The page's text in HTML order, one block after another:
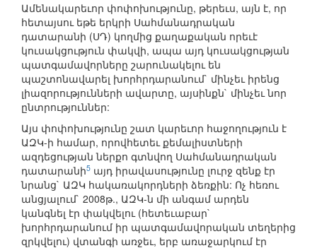
Ամենակարեւոր փոփոխությունը, թերեւս, այն է, որ
հետայսու եթե երկրի Սահմանադրական
դատարանի (ՍԴ) կողմից քաղաքական որեւէ
կուսակցություն փակվի, ապա այդ կուսակցության
պատգամավորները շարունակելու են
պաշտոնավարել խորհրդարանում` մինչեւ իրենց
լիազորությունների ավարտը, այսինքն` մինչեւ նոր
ընտրություններ:
Այս փոփոխությունը շատ կարեւոր հաջողություն է
ԱԶԿ-ի համար, որովհետեւ քեմալիստների
ազդեցության ներքո գտնվող Սահմանադրական
դատարանի5 այդ իրավասությունը լուրջ զենք էր
նրանց` ԱԶԿ հակառակորդների ձեռքին: Ոչ հեռու
անցյալում` 2008թ., ԱԶԿ-ն մի անգամ արդեն
կանգնել էր փակվելու (հետեւաբար`
խորհրդարանում իր պատգամավորական տեղերից
զրկվելու) վտանգի առջեւ, երբ առաջարկում էր